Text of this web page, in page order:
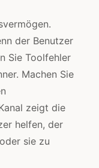
der Benutzer
Sie Toolfehler
Machen Sie
zeigt die
helfen, der
sie zu